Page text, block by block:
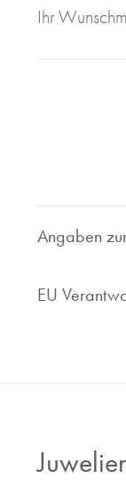
Mit großem
sorgen wir für
Ihr
Angaben
EU